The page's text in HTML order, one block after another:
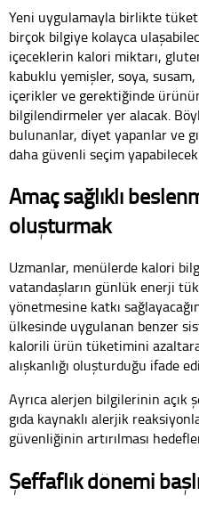
Yeni uygulamayla birlikte
birçok bilgiye kolayca
içeceklerin kalori miktarı,
kabuklu yemişler, soya,
içerikler ve gerektiğinde
bilgilendirmeler yer alacak.
bulunanlar, diyet yapanlar ve
daha güvenli seçim
Amaç sağlıklı
oluşturmak
Uzmanlar, menülerde kalori
vatandaşların günlük enerji
yönetmesine katkı
ülkesinde uygulanan benzer
kalorili ürün tüketimini
alışkanlığı oluşturduğu ifade
Ayrıca alerjen bilgilerinin açık
gıda kaynaklı alerjik
güvenliğinin artırılması
Şeffaflık dönemi